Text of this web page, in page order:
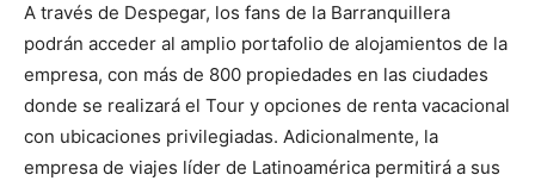
A través de Despegar, los fans de la Barranquillera
podrán acceder al amplio portafolio de alojamientos de la
empresa, con más de 800 propiedades en las ciudades
donde se realizará el Tour y opciones de renta vacacional
con ubicaciones privilegiadas. Adicionalmente, la
empresa de viajes líder de Latinoamérica permitirá a sus